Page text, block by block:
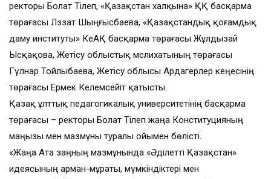
ректоры Болат Тілеп, «Қазақстан халқына» ҚҚ басқарма
төрағасы Ләззат Шыңғысбаева, «Қазақстандық қоғамдық
даму институты» КеАҚ басқарма төрағасы Жұлдызай
Ысқақова, Жетісу облыстық мәслихатының төрағасы
Гүлнар Тойлыбаева, Жетісу облысы Ардагерлер кеңесінің
төрағасы Ермек Келемсейіт қатысты.
Қазақ ұлттық педагогикалық университетінің басқарма
төрағасы – ректоры Болат Тілеп жаңа Конституцияның
маңызы мен мазмұны туралы ойымен бөлісті.
«Жаңа Ата заңның мазмұнында «Әділетті Қазақстан»
идеясының арман-мұраты, мүмкіндіктері мен